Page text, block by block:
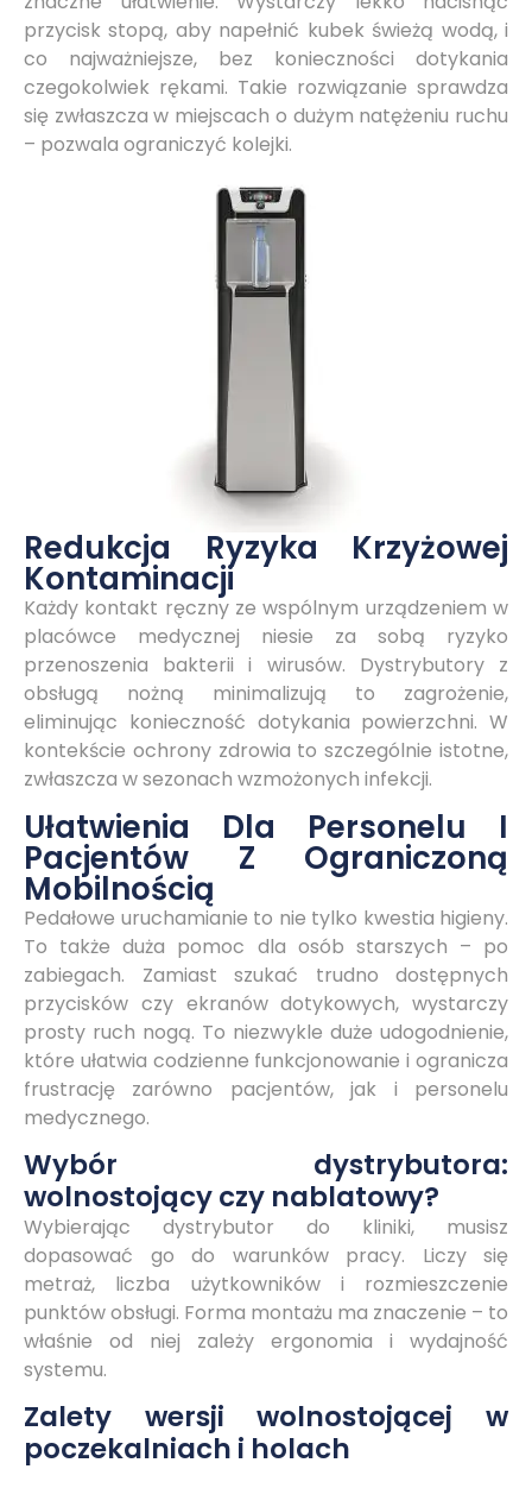
przycisk stopą, aby napełnić kubek świeżą wodą, i
co najważniejsze, bez konieczności dotykania
czegokolwiek rękami. Takie rozwiązanie sprawdza
się zwłaszcza w miejscach o dużym natężeniu ruchu
– pozwala ograniczyć kolejki.
Redukcja Ryzyka Krzyżowej
Kontaminacji
Każdy kontakt ręczny ze wspólnym urządzeniem w
placówce medycznej niesie za sobą ryzyko
przenoszenia bakterii i wirusów. Dystrybutory z
obsługą nożną minimalizują to zagrożenie,
eliminując konieczność dotykania powierzchni. W
kontekście ochrony zdrowia to szczególnie istotne,
zwłaszcza w sezonach wzmożonych infekcji.
Ułatwienia Dla Personelu I
Pacjentów Z Ograniczoną
Mobilnością
Pedałowe uruchamianie to nie tylko kwestia higieny.
To także duża pomoc dla osób starszych – po
zabiegach. Zamiast szukać trudno dostępnych
przycisków czy ekranów dotykowych, wystarczy
prosty ruch nogą. To niezwykle duże udogodnienie,
które ułatwia codzienne funkcjonowanie i ogranicza
frustrację zarówno pacjentów, jak i personelu
medycznego.
Wybór dystrybutora:
wolnostojący czy nablatowy?
Wybierając dystrybutor do kliniki, musisz
dopasować go do warunków pracy. Liczy się
metraż, liczba użytkowników i rozmieszczenie
punktów obsługi. Forma montażu ma znaczenie – to
właśnie od niej zależy ergonomia i wydajność
systemu.
Zalety wersji wolnostojącej w
poczekalniach i holach